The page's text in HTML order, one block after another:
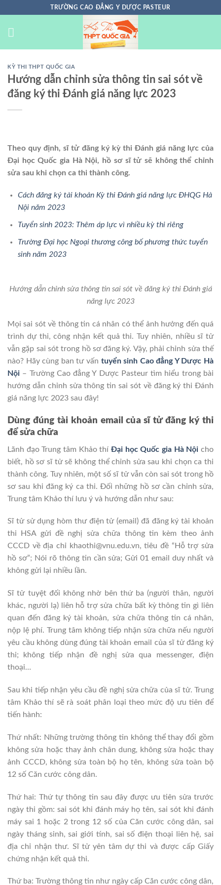
nội
TRƯỜNG CAO ĐẲNG Y DƯỢC PASTEUR
KỲ THI THPT QUỐC GIA
Hướng dẫn chỉnh sửa thông tin sai sót về
đăng ký thi Đánh giá năng lực 2023
Theo quy định, sĩ tử đăng ký kỳ thi Đánh giá năng lực của
Đại học Quốc gia Hà Nội, hồ sơ sĩ tử sẽ không thể chỉnh
sửa sau khi chọn ca thi thành công.
Cách đăng ký tài khoản Kỳ thi Đánh giá năng lực ĐHQG Hà
Nội năm 2023
Tuyển sinh 2023: Thêm áp lực vì nhiều kỳ thi riêng
Trường Đại học Ngoại thương công bố phương thức tuyển
sinh năm 2023
Hướng dẫn chỉnh sửa thông tin sai sót về đăng ký thi Đánh giá
năng lực 2023
Mọi sai sót về thông tin cá nhân có thể ảnh hưởng đến quá
trình dự thi, công nhận kết quả thi. Tuy nhiên, nhiều sĩ tử
vẫn gặp sai sót trong hồ sơ đăng ký. Vậy, phải chỉnh sửa thế
nào? Hãy cùng ban tư vấn tuyển sinh Cao đẳng Y Dược Hà
Nội – Trường Cao đẳng Y Dược Pasteur tìm hiểu trong bài
hướng dẫn chỉnh sửa thông tin sai sót về đăng ký thi Đánh
giá năng lực 2023 sau đây!
Dùng đúng tài khoản email của sĩ tử đăng ký thi
để sửa chữa
Lãnh đạo Trung tâm Khảo thí Đại học Quốc gia Hà Nội cho
biết, hồ sơ sĩ tử sẽ không thể chỉnh sửa sau khi chọn ca thi
thành công. Tuy nhiên, một số sĩ tử vẫn còn sai sót trong hồ
sơ sau khi đăng ký ca thi. Đối những hồ sơ cần chỉnh sửa,
Trung tâm Khảo thí lưu ý và hướng dẫn như sau:
Sĩ tử sử dụng hòm thư điện tử (email) đã đăng ký tài khoản
thi HSA gửi đề nghị sửa chữa thông tin kèm theo ảnh
CCCD về địa chỉ khaothi@vnu.edu.vn, tiêu đề “Hỗ trợ sửa
hồ sơ”; Nói rõ thông tin cần sửa; Gửi 01 email duy nhất và
không gửi lại nhiều lần.
Sĩ tử tuyệt đối không nhờ bên thứ ba (người thân, người
khác, người lạ) liên hỗ trợ sửa chữa bất kỳ thông tin gì liên
quan đến đăng ký tài khoản, sửa chữa thông tin cá nhân,
nộp lệ phí. Trung tâm không tiếp nhận sửa chữa nếu người
yêu cầu không dùng đúng tài khoản email của sĩ tử đăng ký
thi; không tiếp nhận đề nghị sửa qua messenger, điện
thoại…
Sau khi tiếp nhận yêu cầu đề nghị sửa chữa của sĩ tử. Trung
tâm Khảo thí sẽ rà soát phân loại theo mức độ ưu tiên để
tiến hành:
Thứ nhất: Những trường thông tin không thể thay đổi gồm
không sửa hoặc thay ảnh chân dung, không sửa hoặc thay
ảnh CCCD, không sửa toàn bộ họ tên, không sửa toàn bộ
12 số Căn cước công dân.
Thứ hai: Thứ tự thông tin sau đây được ưu tiên sửa trước
ngày thi gồm: sai sót khi đánh máy họ tên, sai sót khi đánh
máy sai 1 hoặc 2 trong 12 số của Căn cước công dân, sai
ngày tháng sinh, sai giới tính, sai số điện thoại liên hệ, sai
địa chỉ nhận thư. Sĩ tử yên tâm dự thi và được cấp Giấy
chứng nhận kết quả thi.
Thứ ba: Trường thông tin như ngày cấp Căn cước công dân,